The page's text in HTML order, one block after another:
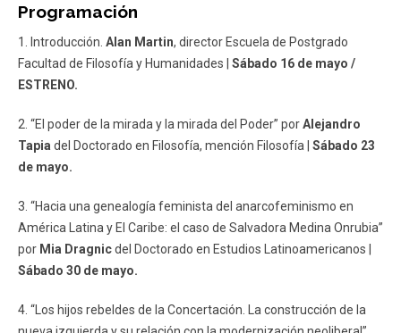
Programación
1. Introducción. Alan Martin, director Escuela de Postgrado
Facultad de Filosofía y Humanidades | Sábado 16 de mayo /
ESTRENO.
2. “El poder de la mirada y la mirada del Poder” porAlejandro
Tapia del Doctorado en Filosofía, mención Filosofía | Sábado 23
de mayo.
3. “Hacia una genealogía feminista del anarcofeminismo en
América Latina y El Caribe: el caso de Salvadora Medina Onrubia”
por Mia Dragnicdel Doctorado en Estudios Latinoamericanos |
Sábado 30 de mayo.
4. “Los hijos rebeldes de la Concertación. La construcción de la